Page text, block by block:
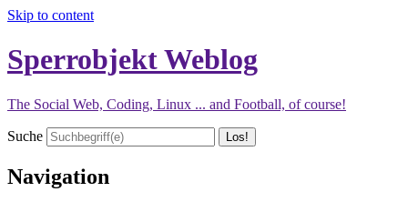
Skip to content
Sperrobjekt Weblog
The Social Web, Coding, Linux ... and Football, of course!
Suche
Navigation